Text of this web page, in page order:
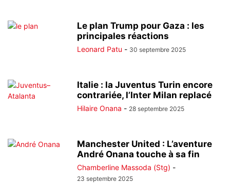
Le plan Trump pour Gaza : les
principales réactions
Leonard Patu - 30 septembre 2025
Italie : la Juventus Turin encore
contrariée, l’Inter Milan replacé
Hilaire Onana - 28 septembre 2025
Manchester United : L’aventure
André Onana touche à sa fin
Chamberline Massoda (Stg) -
23 septembre 2025